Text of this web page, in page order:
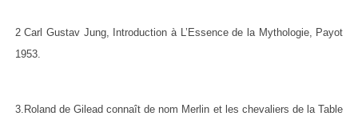
2 Carl Gustav Jung, Introduction à L’Essence de la Mythologie, Payot
1953.
3.Roland de Gilead connaît de nom Merlin et les chevaliers de la Table